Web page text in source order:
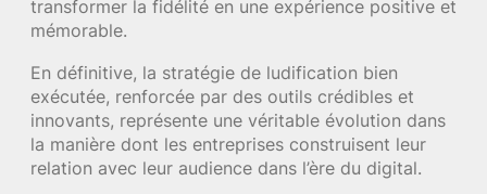
transformer la fidélité en une expérience positive et
mémorable.
En définitive, la stratégie de ludification bien
exécutée, renforcée par des outils crédibles et
innovants, représente une véritable évolution dans
la manière dont les entreprises construisent leur
relation avec leur audience dans l’ère du digital.